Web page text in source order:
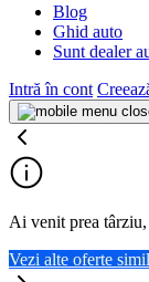
Blog
Ghid auto
Sunt dealer
Intră în cont
Ai venit prea târziu,
Vezi alte oferte